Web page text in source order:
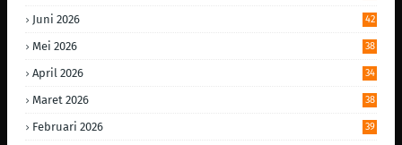
Juni 2026 42
Mei 2026 38
April 2026 34
Maret 2026 38
Februari 2026 39